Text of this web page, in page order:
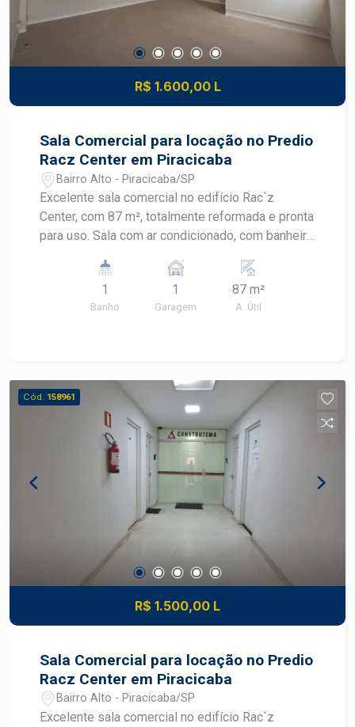
R$ 1.600,00 L
Sala Comercial para locação no Predio
Racz Center em Piracicaba
Bairro Alto - Piracicaba/SP
Excelente sala comercial no edifício Rac`z
Center, com 87 m², totalmente reformada e pronta
para uso. Sala com ar condicionado, com banheiro
praticidade para o seu negócio. Uma excelente
oportunidade para instalar sua empresa ou
investir em um imóvel comercial de qualidade.
1
Banho
1
Garagem
87 m²
A. Útil
Cód. 158961
R$ 1.500,00 L
Sala Comercial para locação no Predio
Racz Center em Piracicaba
Bairro Alto - Piracicaba/SP
Excelente sala comercial no edifício Rac`z